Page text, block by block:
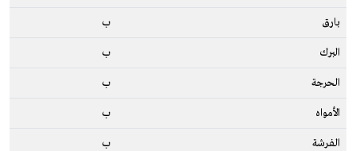
بارق ب
البرك ب
الحرجة ب
الأمواه ب
الفرشة ب